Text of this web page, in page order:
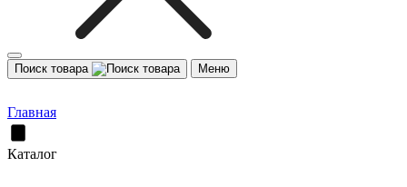
Поиск товара Меню
Главная
Каталог